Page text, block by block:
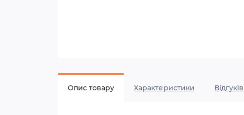
Опис товару Характеристики Відгуків